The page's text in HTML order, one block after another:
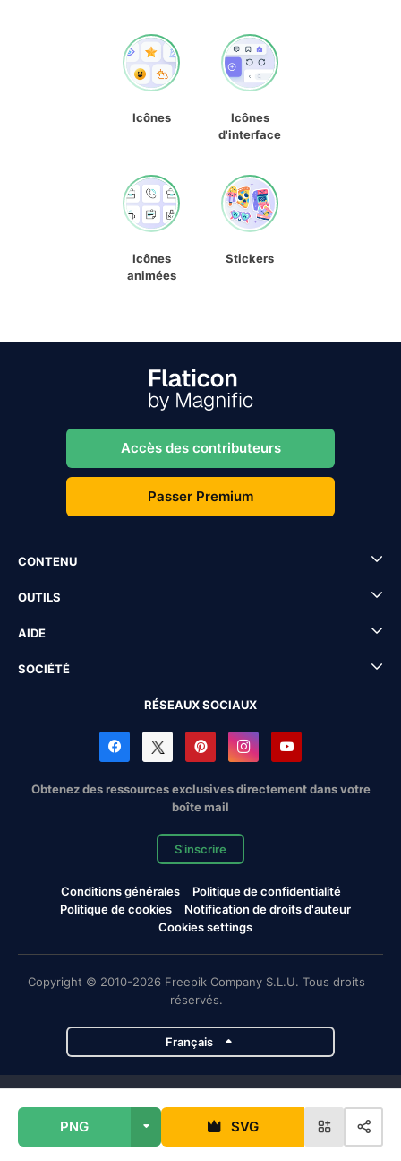
PNG SVG
Icônes
Icônes
d'interface
Icônes
animées
Stickers
Accès des contributeurs
Passer Premium
CONTENU
OUTILS
AIDE
SOCIÉTÉ
RÉSEAUX SOCIAUX
Obtenez des ressources exclusives directement dans votre
boîte mail
S'inscrire
Conditions générales
Politique de confidentialité
Politique de cookies
Notification de droits d'auteur
Cookies settings
Copyright © 2010-2026 Freepik Company S.L.U. Tous droits
réservés.
Français